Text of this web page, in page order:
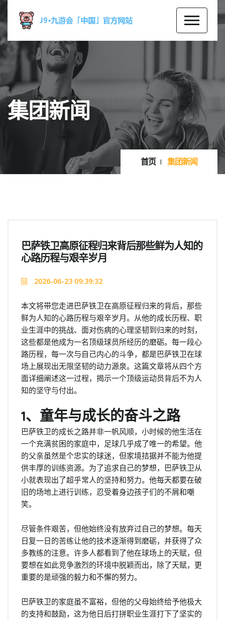
集团新闻
首页 集团新闻
巴萨铁卫高原征程归来背后那些鲜为人知的
心路历程与艰辛岁月
2026-06-23 09:39:32
本文将带您走进巴萨铁卫在高原征程归来的背后，那些
鲜为人知的心路历程与艰辛岁月。从他的成长历程、职
业生涯中的挑战、面对伤病的心理坚韧到归来的时刻，
这些都是他成为一名顶级球员所经历的磨砺。每一段心
路历程，每一次与自己内心的斗争，都是巴萨铁卫在球
场上展现出无限坚韧的动力源泉。这篇文章将从四个方
面详细阐述这一过程，揭示一个顶级运动员背后不为人
知的坚守与付出。
1、童年与成长的奋斗之路
巴萨铁卫的成长之路并非一帆风顺，小时候的他生活在
一个充满贫困的家庭中，足球几乎成了唯一的希望。他
的父亲虽然是个忠实的球迷，但家境拮据并不能为他提
供丰厚的训练资源。为了追求自己的梦想，巴萨铁卫从
小就表现出了超乎常人的坚持和努力。他每天都要在破
旧的场地上进行训练，忍受着身边孩子们的不屑和嘲
笑。
尽管条件艰苦，但他始终没有放弃过自己的梦想。每天
日复一日的苦练让他的技术逐渐得到磨砺，并获得了众
多教练的注意。许多人都看到了他在球场上的天赋，但
要想在如此竞争激烈的环境中脱颖而出，除了天赋，更
重要的是顽强的毅力和不懈的努力。
巴萨铁卫的家庭虽不富裕，但他的父母始终给予他极大
的支持和鼓励，这为他日后打拼职业生涯打下了坚实的